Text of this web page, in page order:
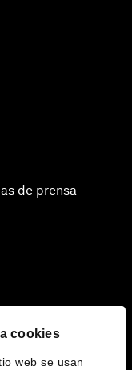
cookies
web se usan
de prensa